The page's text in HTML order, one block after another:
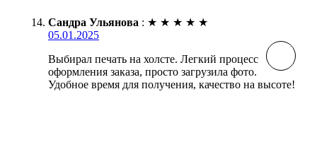
Сандра Ульянова : ★ ★ ★ ★ ★
05.01.2025
Выбирал печать на холсте. Легкий процесс
оформления заказа, просто загрузила фото.
Удобное время для получения, качество на высоте!